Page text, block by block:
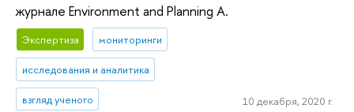
журнале Environment and Planning A.
Экспертиза мониторинги
исследования и аналитика
взгляд ученого 10 декабря, 2020 г.